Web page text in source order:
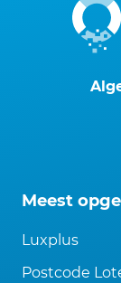
Meest
Luxplus
Postcode